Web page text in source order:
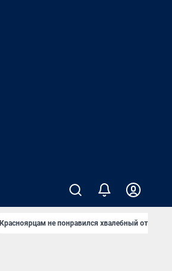
Красноярцам не понравился хвалебный отзыв о